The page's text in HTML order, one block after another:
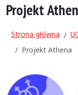
Projekt
Strona główna
Projekt Athena